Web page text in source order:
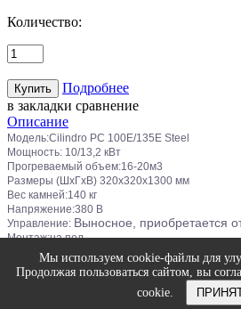
Количество:
Подробнее
в закладки сравнение
Описание
Модель:Cilindro PC 100E/135E Steel
Мощность: 10/13,2 кВт
Прогреваемый объем:16-20м3
Размеры (ШхГхВ) 320x320x1300 мм
Вес камней:140 кг
Напряжение:380 В
Управление: Выносное, приобретается
Монтаж:на пол
Гарантия: 1 год
© Интернет-магазин печей и
Политика конфиденциальности
Мы используем cookie-файлы для
Продолжая пользоваться сайтом, вы
cookie.